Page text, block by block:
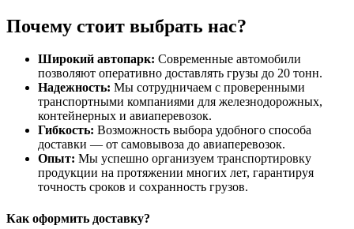
Почему стоит выбрать нас?
Широкий автопарк: Современные автомобили
позволяют оперативно доставлять грузы до 20 тонн.
Надежность: Мы сотрудничаем с проверенными
транспортными компаниями для железнодорожных,
контейнерных и авиаперевозок.
Гибкость: Возможность выбора удобного способа
доставки — от самовывоза до авиаперевозок.
Опыт: Мы успешно организуем транспортировку
продукции на протяжении многих лет, гарантируя
точность сроков и сохранность грузов.
Как оформить доставку?